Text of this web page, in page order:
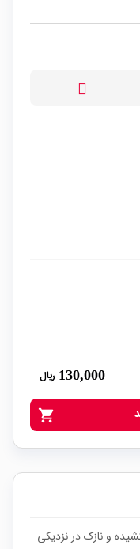
130,000 ریال
shopping_cart
و نازک در نزدیکى